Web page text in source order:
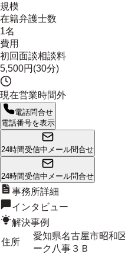
規模
在籍弁護士数
1名
費用
初回面談相談料
5,500円(30分)
現在営業時間外
電話問合せ
電話番号を表示
24時間受信中 メール問合せ
24時間受信中 メール問合せ
事務所詳細
インタビュー
解決事例
住所
愛知県名古屋市昭和
ーク八事３Ｂ